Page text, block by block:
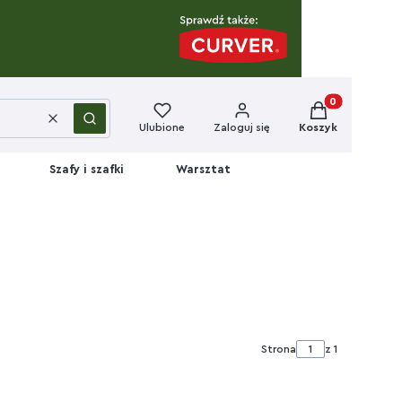
WyczyśćSzukaj Ulubione Zaloguj się
Produkty w
Koszyk
Szafy i szafki Warsztat
Strona z 1